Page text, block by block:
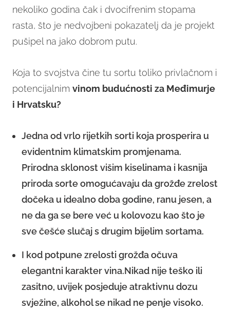
nekoliko godina čak i dvocifrenim stopama
rasta, što je nedvojbeni pokazatelj da je projekt
pušipel na jako dobrom putu.
Koja to svojstva čine tu sortu toliko privlačnom i
potencijalnim vinom budućnosti za Međimurje
i Hrvatsku?
Jedna od vrlo rijetkih sorti koja prosperira u
evidentnim klimatskim promjenama.
Prirodna sklonost višim kiselinama i kasnija
priroda sorte omogućavaju da grožđe zrelost
dočeka u idealno doba godine, ranu jesen, a
ne da ga se bere već u kolovozu kao što je
sve češće slučaj s drugim bijelim sortama.
I kod potpune zrelosti grožđa očuva
elegantni karakter vina.Nikad nije teško ili
zasitno, uvijek posjeduje atraktivnu dozu
svježine, alkohol se nikad ne penje visoko.